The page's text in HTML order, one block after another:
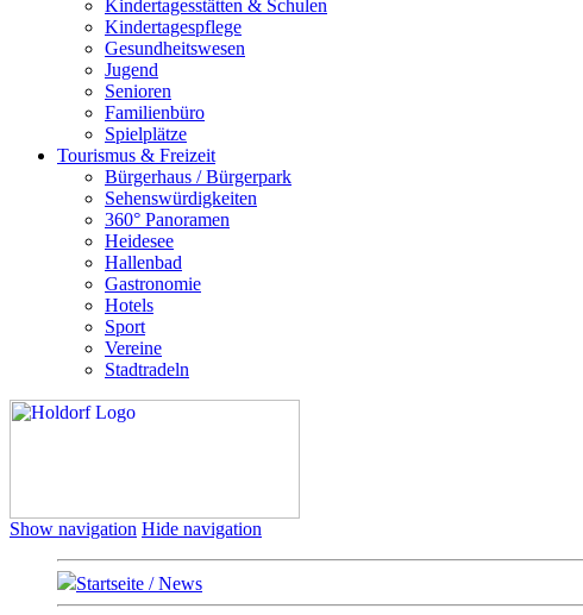
Kindertagesstätten & Schulen
Kindertagespflege
Gesundheitswesen
Jugend
Senioren
Familienbüro
Spielplätze
Tourismus & Freizeit
Bürgerhaus / Bürgerpark
Sehenswürdigkeiten
360° Panoramen
Heidesee
Hallenbad
Gastronomie
Hotels
Sport
Vereine
Stadtradeln
Show navigation Hide navigation
Startseite / News